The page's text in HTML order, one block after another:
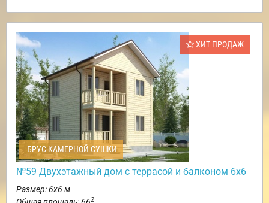
ХИТ ПРОДАЖ
БРУС КАМЕРНОЙ СУШКИ
№59 Двухэтажный дом с террасой и балконом 6х6
Размер: 6х6 м
2